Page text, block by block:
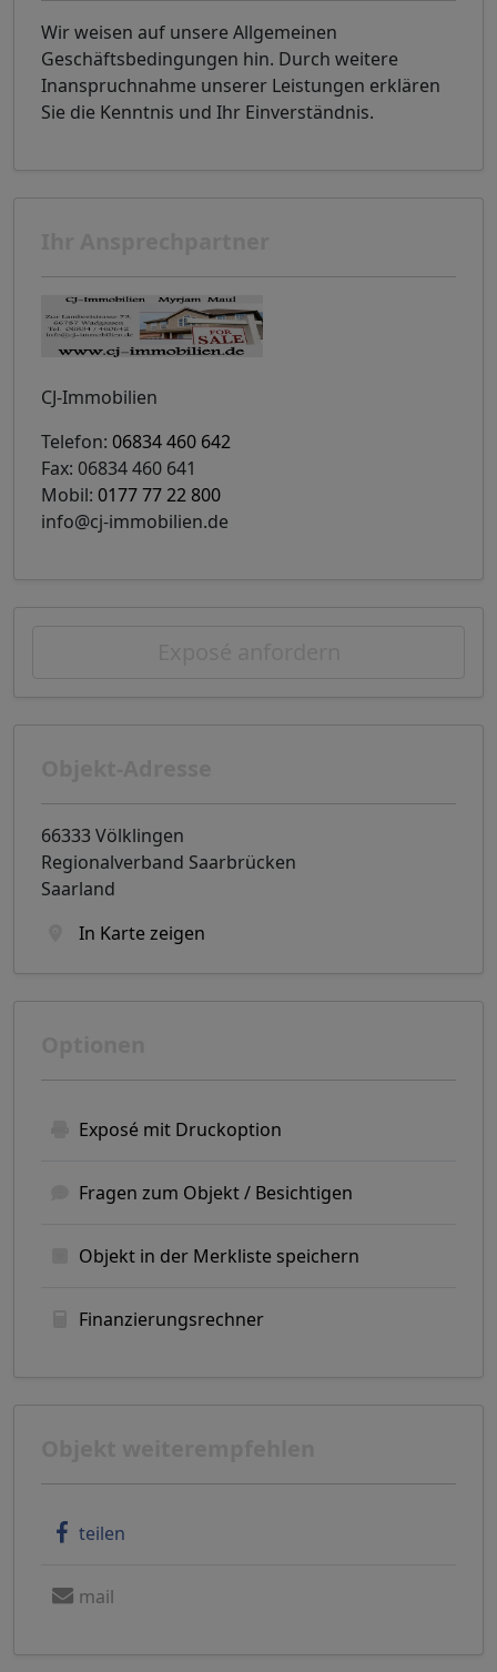
Wir weisen auf unsere Allgemeinen
Geschäftsbedingungen hin. Durch weitere
Inanspruchnahme unserer Leistungen erklären
Sie die Kenntnis und Ihr Einverständnis.
CJ-Immobilien
Telefon: 06834 460 642
Fax: 06834 460 641
Mobil: 0177 77 22 800
info@cj-immobilien.de
66333 Völklingen
Regionalverband Saarbrücken
Saarland
In Karte zeigen
Exposé mit Druckoption
Fragen zum Objekt / Besichtigen
Objekt in der Merkliste speichern
Finanzierungsrechner
teilen
mail